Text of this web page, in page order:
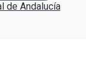
de Andalucía